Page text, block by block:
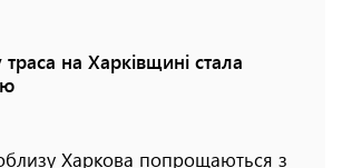
на Харківщині стала
Харкова попрощаються з